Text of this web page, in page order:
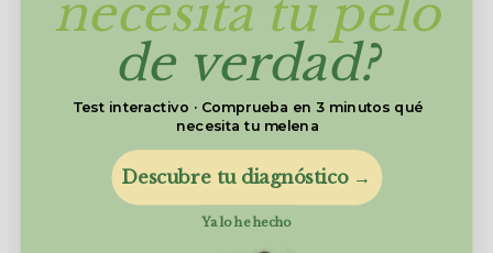
-13%
necesita tu pelo
de verdad?
Test interactivo · Comprueba en 3 minutos qué
necesita tu melena
Descubre tu diagnóstico →
Ya lo he hecho